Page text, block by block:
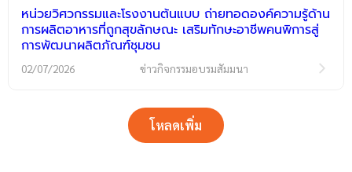
หน่วยวิศวกรรมและโรงงานต้นแบบ ถ่ายทอดองค์ความรู้ด้าน
การผลิตอาหารที่ถูกสุขลักษณะ เสริมทักษะอาชีพคนพิการสู่
การพัฒนาผลิตภัณฑ์ชุมชน
02/07/2026 ข่าวกิจกรรมอบรมสัมมนา
โหลดเพิ่ม